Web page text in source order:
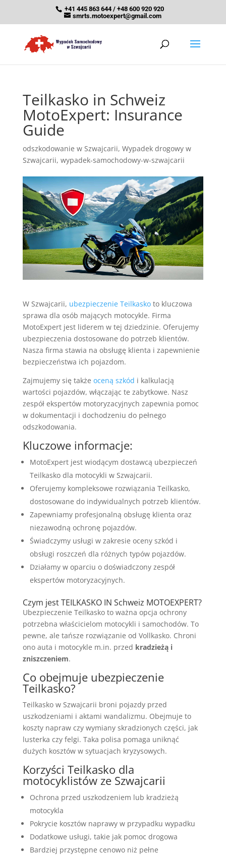
+41 445 863 644 / +48 600 920 920
smrts.motoexpert@gmail.com
Teilkasko in Schweiz
MotoExpert: Insurance
Guide
odszkodowanie w Szwajcarii, Wypadek drogowy w
Szwajcarii, wypadek-samochodowy-w-szwajcarii
W Szwajcarii, ubezpieczenie Teilkaskoto kluczowa
sprawa dla osób mających motocykle. Firma
MotoExpert jest liderem w tej dziedzinie. Oferujemy
ubezpieczenia dostosowane do potrzeb klientów.
Nasza firma stawia na obsługę klienta i zapewnienie
bezpieczeństwa ich pojazdom.
Zajmujemy się także oceną szkód i kalkulacją
wartości pojazdów, włączając te zabytkowe. Nasz
zespół ekspertów motoryzacyjnych zapewnia pomoc
w dokumentacji i dochodzeniu do pełnego
odszkodowania.
Kluczowe informacje:
MotoExpert jest wiodącym dostawcą ubezpieczeń
Teilkasko dla motocykli w Szwajcarii.
Oferujemy kompleksowe rozwiązania Teilkasko,
dostosowane do indywidualnych potrzeb klientów.
Zapewniamy profesjonalną obsługę klienta oraz
niezawodną ochronę pojazdów.
Świadczymy usługi w zakresie oceny szkód i
obsługi roszczeń dla różnych typów pojazdów.
Działamy w oparciu o doświadczony zespół
ekspertów motoryzacyjnych.
Czym jest TEILKASKO IN Schweiz MOTOEXPERT?
Ubezpieczenie Teilkasko to ważna opcja ochrony
potrzebna właścicielom motocykli i samochodów. To
pewne, ale tańsze rozwiązanie od Vollkasko. Chroni
ono auta i motocykle m.in. przed kradzieżą i
zniszczeniem.
Co obejmuje ubezpieczenie
Teilkasko?
Teilkasko w Szwajcarii broni pojazdy przed
uszkodzeniami i aktami wandalizmu. Obejmuje to
koszty napraw czy wymiany skradzionych części, jak
lusterka czy felgi. Taka polisa pomaga uniknąć
dużych kosztów w sytuacjach kryzysowych.
Korzyści Teilkasko dla
motocyklistów ze Szwajcarii
Ochrona przed uszkodzeniem lub kradzieżą
motocykla
Pokrycie kosztów naprawy w przypadku wypadku
Dodatkowe usługi, takie jak pomoc drogowa
Bardziej przystępne cenowo niż pełne